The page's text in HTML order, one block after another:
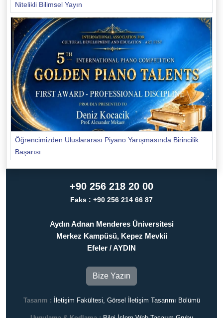
Nitelikli Bilimsel Yayın
Öğrencimizden Uluslararası Piyano Yarışmasında Birincilik
Başarısı
+90 256 218 20 00
Faks : +90 256 214 66 87
Aydın Adnan Menderes Üniversitesi
Merkez Kampüsü, Kepez Mevkii
Efeler / AYDIN
Bize Yazın
Tasarım : İletişim Fakültesi, Görsel İletişim Tasarımı Bölümü